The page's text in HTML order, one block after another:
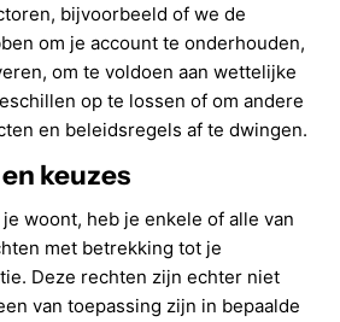
bijvoorbeeld of we de
om je account te onderhouden,
om te voldoen aan wettelijke
op te lossen of om andere
en beleidsregels af te dwingen.
keuzes
woont, heb je enkele of alle van
met betrekking tot je
Deze rechten zijn echter niet
van toepassing zijn in bepaalde